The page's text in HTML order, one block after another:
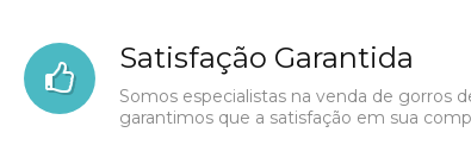
Carte
cadeau
Satisfação Garantida
Somos especialistas na venda de gorros
garantimos que a satisfação em sua